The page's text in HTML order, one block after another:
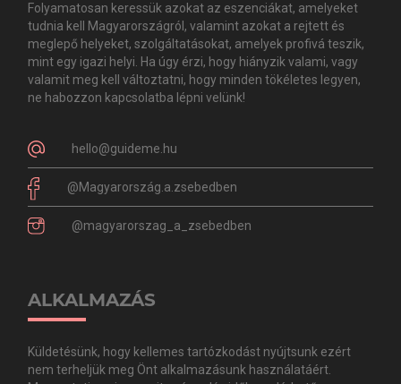
Folyamatosan keressük azokat az eszenciákat, amelyeket
tudnia kell Magyarországról, valamint azokat a rejtett és
meglepő helyeket, szolgáltatásokat, amelyek profivá teszik,
mint egy igazi helyi. Ha úgy érzi, hogy hiányzik valami, vagy
valamit meg kell változtatni, hogy minden tökéletes legyen,
ne habozzon kapcsolatba lépni velünk!
hello@guideme.hu
@Magyarország.a.zsebedben
@magyarorszag_a_zsebedben
ALKALMAZÁS
Küldetésünk, hogy kellemes tartózkodást nyújtsunk ezért
nem terheljük meg Önt alkalmazásunk használatáért.